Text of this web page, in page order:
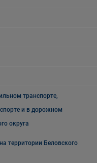
транспорте,
и в дорожном
округа
территории Беловского